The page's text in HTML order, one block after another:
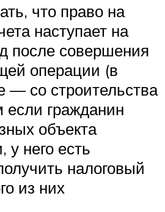
что право на
наступает на
после совершения
операции (в
— со строительства
гражданин
объекта
у него есть
налоговый
из них